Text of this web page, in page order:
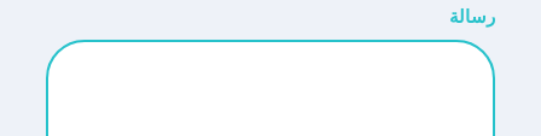
رسالة